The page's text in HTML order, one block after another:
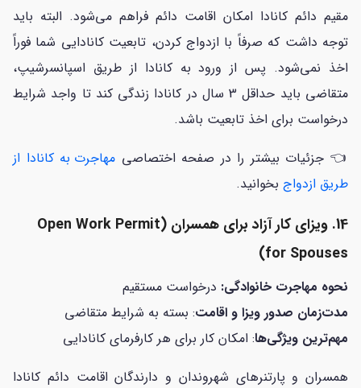
مقیم دائم کانادا امکان اقامت دائم فراهم می‌شود. البته باید
توجه داشت که صرفاً با ازدواج کردن، تابعیت کانادایی شما فوراً
اخذ نمی‌شود. پس از ورود به کانادا از طریق اسپانسرشیپ،
متقاضی باید حداقل 3 سال در کانادا زندگی کند تا واجد شرایط
درخواست برای اخذ تابعیت باشد.
👈 جزئیات بیشتر را در صفحه اختصاصی مهاجرت به کانادا از
طریق ازدواج بخوانید.
14. ویزای کار آزاد برای همسران (Open Work Permit
for Spouses)
نحوه مهاجرت خانوادگی: درخواست مستقیم
مدت‌زمان صدور ویزا و اقامت: بسته به شرایط متقاضی
مهم‌ترین ویژگی‌ها: امکان کار برای هر کارفرمای کانادایی
همسران و پارتنرهای شهروندان و دارندگان اقامت دائم کانادا